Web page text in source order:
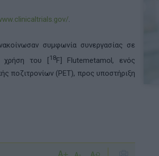
.clinicaltrials.gov/.
συμφωνία συνεργασίας σε
χρήση του [18F] Flutemetamol, ενός
ποζιτρονίων (PET), προς υποστήριξη